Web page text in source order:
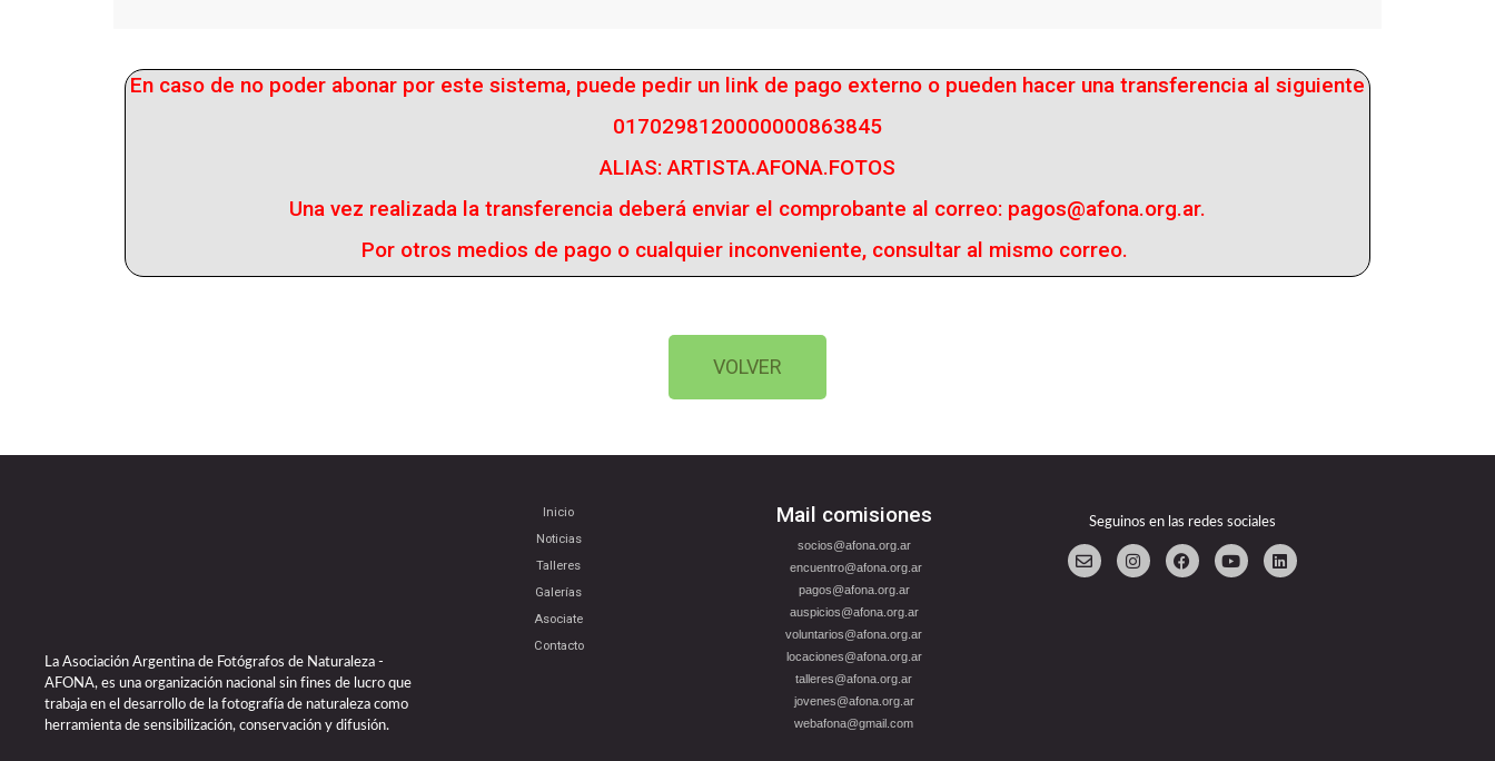
En caso de no poder abonar por este sistema, puede pedir un link de pago externo o pueden hacer una transferencia al siguiente
0170298120000000863845
ALIAS: ARTISTA.AFONA.FOTOS
Una vez realizada la transferencia deberá enviar el comprobante al correo: pagos@afona.org.ar.
Por otros medios de pago o cualquier inconveniente, consultar al mismo correo.
VOLVER
La Asociación Argentina de Fotógrafos de Naturaleza -
AFONA, es una organización nacional sin fines de lucro que
trabaja en el desarrollo de la fotografía de naturaleza como
herramienta de sensibilización, conservación y difusión.
Inicio
Noticias
Talleres
Galerías
Asociate
Contacto
Mail comisiones
socios@afona.org.ar
encuentro@afona.org.ar
pagos@afona.org.ar
auspicios@afona.org.ar
voluntarios@afona.org.ar
locaciones@afona.org.ar
talleres@afona.org.ar
jovenes@afona.org.ar
webafona@gmail.com
Seguinos en las redes sociales